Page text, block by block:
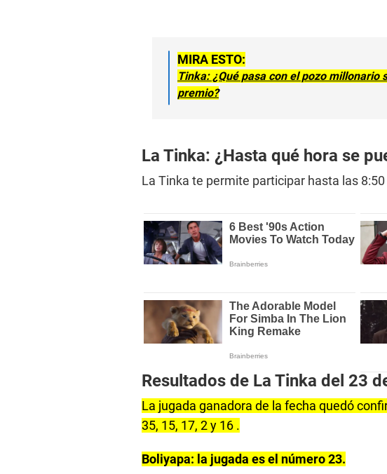
MIRA ESTO:
Tinka: ¿Qué pasa con el pozo millonario
premio?
La Tinka: ¿Hasta qué hora se
La Tinka te permite participar hasta las
Resultados de La Tinka del 23
La jugada ganadora de la fecha quedó
35, 15, 17, 2 y 16 .
Boliyapa: la jugada es el número 23.